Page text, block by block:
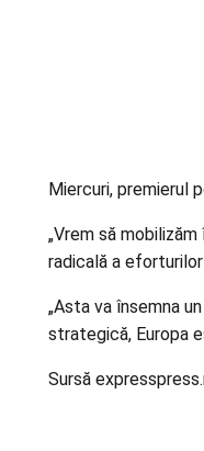
Miercuri, premierul
„Vrem să
radicală a
„Asta va însemna
strategică, Europa
Sursă